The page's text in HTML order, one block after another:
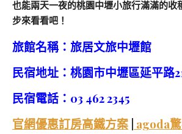
也能兩天一夜的桃園中壢小旅行滿滿的收
步來看看吧！
旅館名稱：旅居文旅中壢館
民宿地址：桃園市中壢區延平路
民宿電話：03 462 2345
官網優惠訂房高鐵方案 agoda